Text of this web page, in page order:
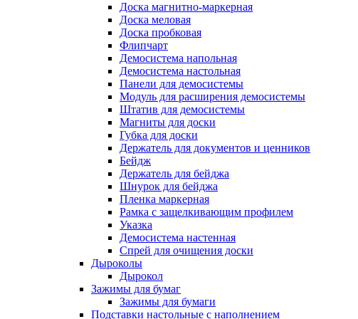
Доска магнитно-маркерная
Доска меловая
Доска пробковая
Флипчарт
Демосистема напольная
Демосистема настольная
Панели для демосистемы
Модуль для расширения демосистемы
Штатив для демосистемы
Магниты для доски
Губка для доски
Держатель для документов и ценников
Бейдж
Держатель для бейджа
Шнурок для бейджа
Пленка маркерная
Рамка с защелкивающим профилем
Указка
Демосистема настенная
Спрей для очищения доски
Дыроколы
Дырокол
Зажимы для бумаг
Зажимы для бумаги
Подставки настольные с наполнением